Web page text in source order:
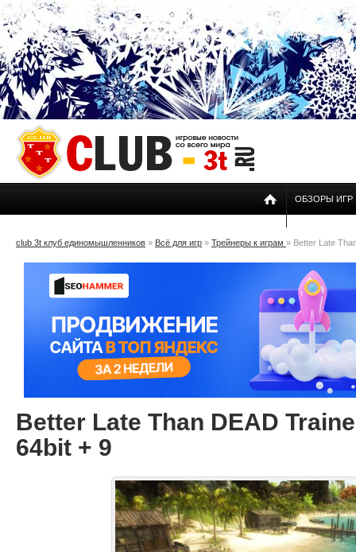
ОБЗОРЫ ИГР
club 3t клуб единомышленников » Всё для игр » Трейнеры к играм » Better Late
Better Late Than DEAD
64bit + 9